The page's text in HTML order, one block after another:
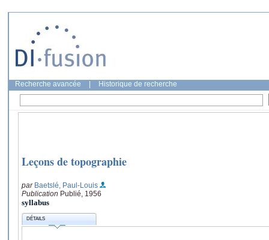
Recherche avancée Historique de recherche
Leçons de topographie
par Baetslé, Paul-Louis
Publication Publié, 1956
syllabus
DÉTAILS